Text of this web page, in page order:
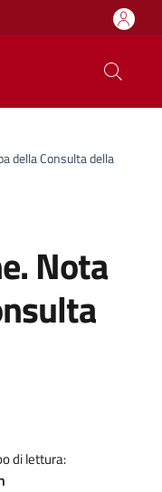
della Consulta della
Nota
di lettura: